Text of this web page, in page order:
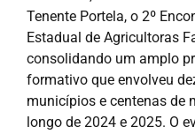
Tenente Portela, o 2º
Estadual de Agricultoras
consolidando um amplo
formativo que envolveu
municípios e centenas de
longo de 2024 e 2025. O